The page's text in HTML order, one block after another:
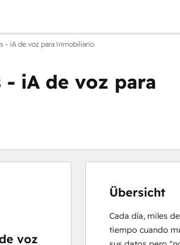
- iA de voz para Inmobiliario
iA de voz para
voz
Übersicht
Cada día, miles
tiempo cuando